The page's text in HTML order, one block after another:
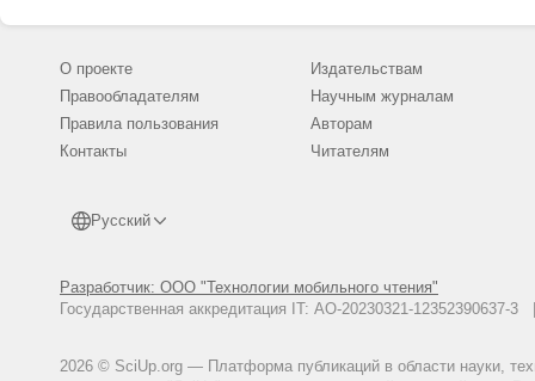
О проекте
Правообладателям
Правила пользования
Контакты
Русский
Разработчик: ООО "Технологии мобильного чтения"
Государственная аккредитация IT: АО-20230321-
2026 © SciUp.org — Платформа публикаций в области науки,
Издательствам
Научным журналам
Авторам
Читателям